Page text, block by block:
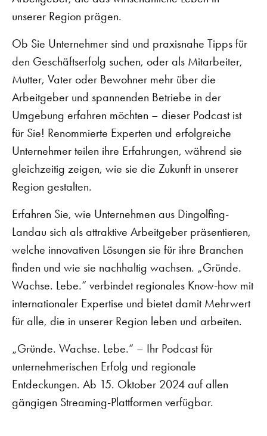
unserer Region prägen.
Ob Sie Unternehmer sind und praxisnahe Tipps für
den Geschäftserfolg suchen, oder als Mitarbeiter,
Mutter, Vater oder Bewohner mehr über die
Arbeitgeber und spannenden Betriebe in der
Umgebung erfahren möchten – dieser Podcast ist
für Sie! Renommierte Experten und erfolgreiche
Unternehmer teilen ihre Erfahrungen, während sie
gleichzeitig zeigen, wie sie die Zukunft in unserer
Region gestalten.
Erfahren Sie, wie Unternehmen aus Dingolfing-
Landau sich als attraktive Arbeitgeber präsentieren,
welche innovativen Lösungen sie für ihre Branchen
finden und wie sie nachhaltig wachsen. „Gründe.
Wachse. Lebe.“ verbindet regionales Know-how mit
internationaler Expertise und bietet damit Mehrwert
für alle, die in unserer Region leben und arbeiten.
„Gründe. Wachse. Lebe.“ – Ihr Podcast für
unternehmerischen Erfolg und regionale
Entdeckungen. Ab 15. Oktober 2024 auf allen
gängigen Streaming-Plattformen verfügbar.